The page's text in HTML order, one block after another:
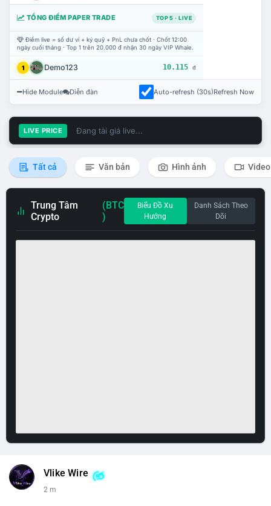
TỔNG ĐIỂM PAPER TRADE TOP 5 · LIVE
Điểm live = số dư ví + ký quỹ + PnL chưa chốt · Chốt 12:00
ngày cuối tháng · Top 1 trên 20.000 đ nhận 30 ngày VIP Whale.
1 Demo123 10.115 đ
Hide Module Diễn đàn Auto-refresh (30s)Refresh Now
LIVE PRICE Đang tải giá live...
Tất cả Văn bản Hình ảnh Video
Trung Tâm
Crypto
(BTC
)
Biểu Đồ Xu
Hướng
Danh Sách Theo
Dõi
Vlike Wire
2 m